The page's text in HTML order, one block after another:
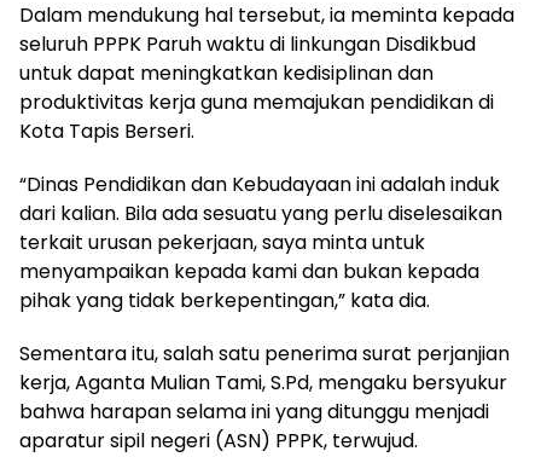
Dalam mendukung hal tersebut, ia meminta kepada
seluruh PPPK Paruh waktu di linkungan Disdikbud
untuk dapat meningkatkan kedisiplinan dan
produktivitas kerja guna memajukan pendidikan di
Kota Tapis Berseri.
“Dinas Pendidikan dan Kebudayaan ini adalah induk
dari kalian. Bila ada sesuatu yang perlu diselesaikan
terkait urusan pekerjaan, saya minta untuk
menyampaikan kepada kami dan bukan kepada
pihak yang tidak berkepentingan,” kata dia.
Sementara itu, salah satu penerima surat perjanjian
kerja, Aganta Mulian Tami, S.Pd, mengaku bersyukur
bahwa harapan selama ini yang ditunggu menjadi
aparatur sipil negeri (ASN) PPPK, terwujud.